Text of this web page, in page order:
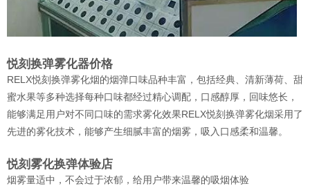
悦刻换弹雾化器价格
RELX悦刻换弹雾化烟的烟弹口味品种丰富，包括经典、清新薄荷、甜
蜜水果等多种选择每种口味都经过精心调配，口感醇厚，回味悠长，
能够满足用户对不同口味的需求雾化效果RELX悦刻换弹雾化烟采用了
先进的雾化技术，能够产生细腻丰富的烟雾，吸入口感柔和温馨。
悦刻雾化换弹体验店
烟雾量适中，不会过于浓郁，给用户带来温馨的吸烟体验